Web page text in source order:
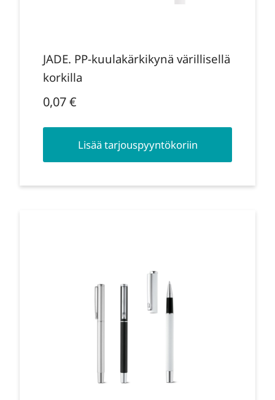
JADE. PP-kuulakärkikynä värillisellä
korkilla
0,07€
Lisää tarjouspyyntökoriin